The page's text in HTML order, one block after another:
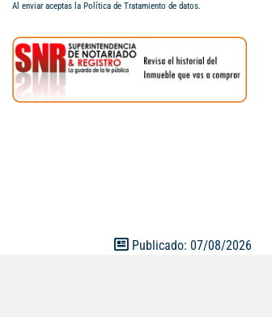
Al enviar aceptas la Política de Tratamiento de datos.
Publicado: 07/08/2026